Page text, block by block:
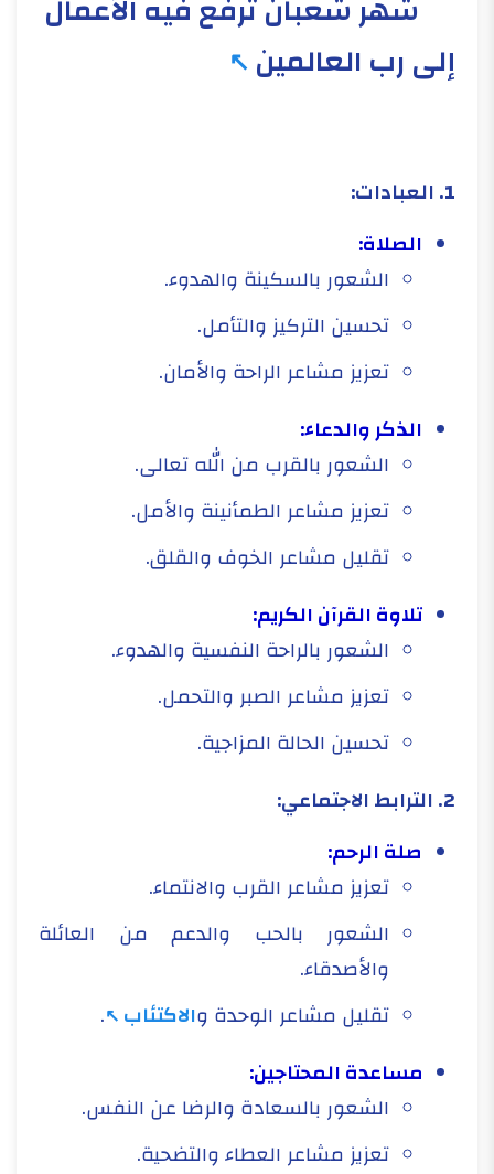
شهر شعبان ترفع فيه الأعمال
إلى رب العالمين
1. العبادات:
الصلاة:
الشعور بالسكينة والهدوء.
تحسين التركيز والتأمل.
تعزيز مشاعر الراحة والأمان.
الذكر والدعاء:
الشعور بالقرب من الله تعالى.
تعزيز مشاعر الطمأنينة والأمل.
تقليل مشاعر الخوف والقلق.
تلاوة القرآن الكريم:
الشعور بالراحة النفسية والهدوء.
تعزيز مشاعر الصبر والتحمل.
تحسين الحالة المزاجية.
2. الترابط الاجتماعي:
صلة الرحم:
تعزيز مشاعر القرب والانتماء.
الشعور بالحب والدعم من العائلة
والأصدقاء.
تقليل مشاعر الوحدة والاكتئاب .
مساعدة المحتاجين:
الشعور بالسعادة والرضا عن النفس.
تعزيز مشاعر العطاء والتضحية.